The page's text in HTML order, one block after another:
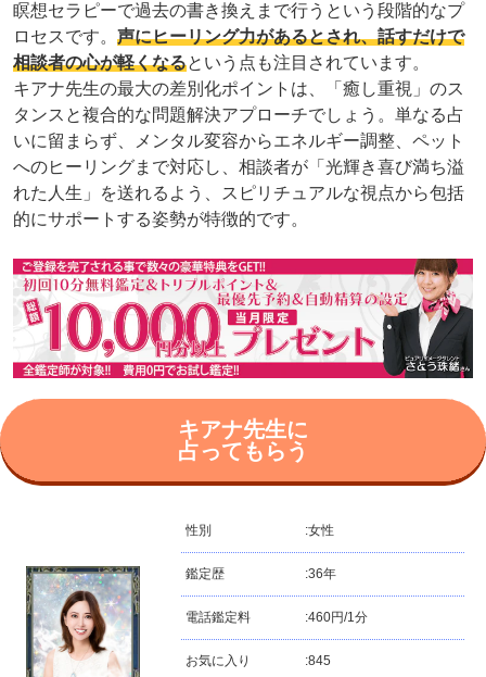
瞑想セラピーで過去の書き換えまで行うという段階的なプ
ロセスです。 声にヒーリング力があるとされ、話すだけで
相談者の心が軽くなるという点も注目されています。
キアナ先生の最大の差別化ポイントは、「癒し重視」のス
タンスと複合的な問題解決アプローチでしょう。単なる占
いに留まらず、メンタル変容からエネルギー調整、ペット
へのヒーリングまで対応し、相談者が「光輝き喜び満ち溢
れた人生」を送れるよう、スピリチュアルな視点から包括
的にサポートする姿勢が特徴的です。
キアナ先生に
占ってもらう
性別 :女性
鑑定歴 :36年
電話鑑定料 :460円/1分
お気に入り :845